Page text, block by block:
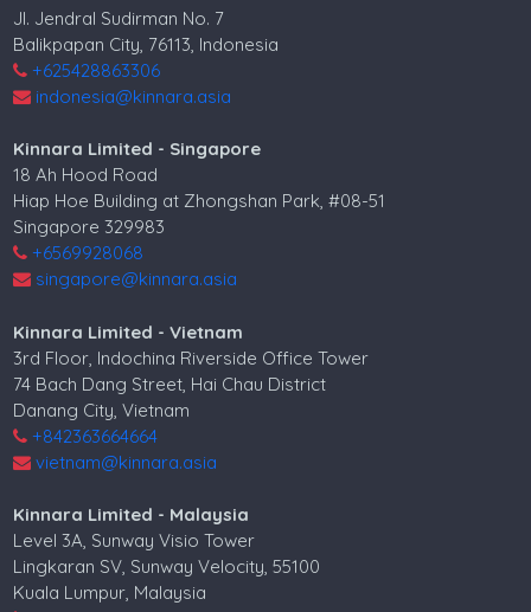
Jl. Jendral Sudirman No. 7
Balikpapan City, 76113, Indonesia
+625428863306
indonesia@kinnara.asia
Kinnara Limited - Singapore
18 Ah Hood Road
Hiap Hoe Building at Zhongshan Park, #08-51
Singapore 329983
+6569928068
singapore@kinnara.asia
Kinnara Limited - Vietnam
3rd Floor, Indochina Riverside Office Tower
74 Bach Dang Street, Hai Chau District
Danang City, Vietnam
+842363664664
vietnam@kinnara.asia
Kinnara Limited - Malaysia
Level 3A, Sunway Visio Tower
Lingkaran SV, Sunway Velocity, 55100
Kuala Lumpur, Malaysia